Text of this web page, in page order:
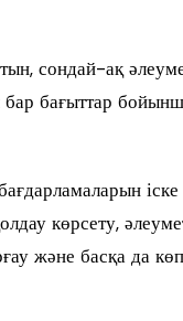
сондай-ақ
бағыттар
көрсету,
және басқа да